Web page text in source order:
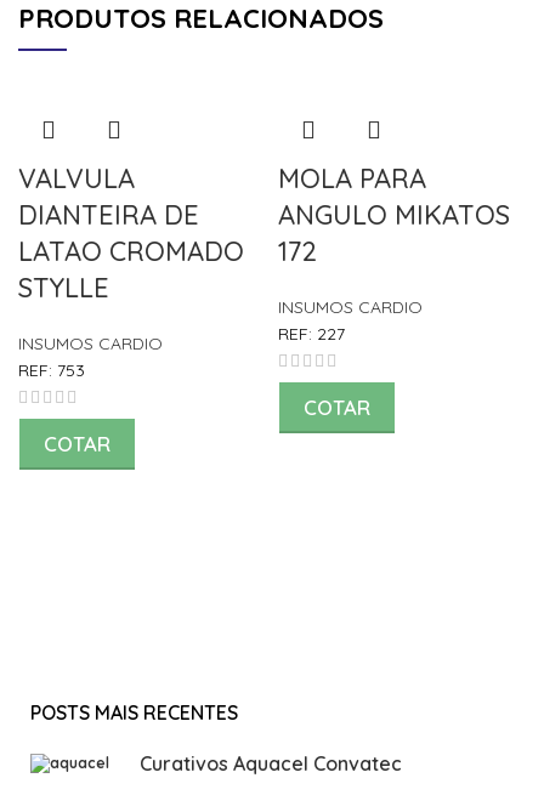
PRODUTOS RELACIONADOS
VALVULA
DIANTEIRA DE
LATAO CROMADO
STYLLE
INSUMOS CARDIO
REF: 753
COTAR
MOLA PARA
ANGULO MIKATOS
172
INSUMOS CARDIO
REF: 227
COTAR
POSTS MAIS RECENTES
Curativos Aquacel Convatec